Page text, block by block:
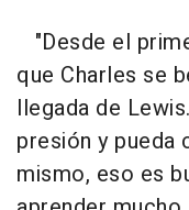
"Desde el
que Charles se
llegada de
presión y pueda
mismo, eso es